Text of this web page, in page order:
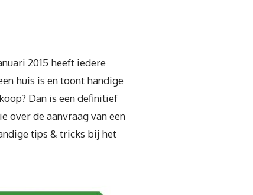
2015 heeft iedere
huis is en toont handige
Dan is een definitief
over de aanvraag van een
tips & tricks bij het